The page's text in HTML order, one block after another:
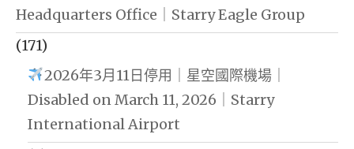
Headquarters Office｜Starry Eagle Group
(171)
2026年3月11日停用｜星空國際機場｜
Disabled on March 11, 2026｜Starry
International Airport